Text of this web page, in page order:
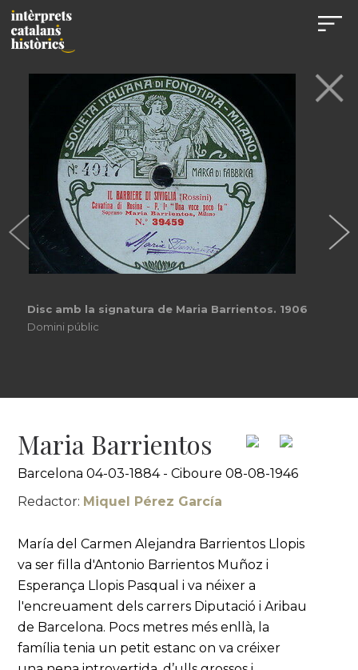
Disc amb la signatura de Maria Barrientos. 1906
Domini públic
Maria Barrientos
Barcelona 04-03-1884 - Ciboure 08-08-1946
Redactor: Miquel Pérez García
María del Carmen Alejandra Barrientos Llopis
va ser filla d'Antonio Barrientos Muñoz i
Esperança Llopis Pasqual i va néixer a
l'encreuament dels carrers Diputació i Aribau
de Barcelona. Pocs metres més enllà, la
família tenia un petit estanc on va créixer